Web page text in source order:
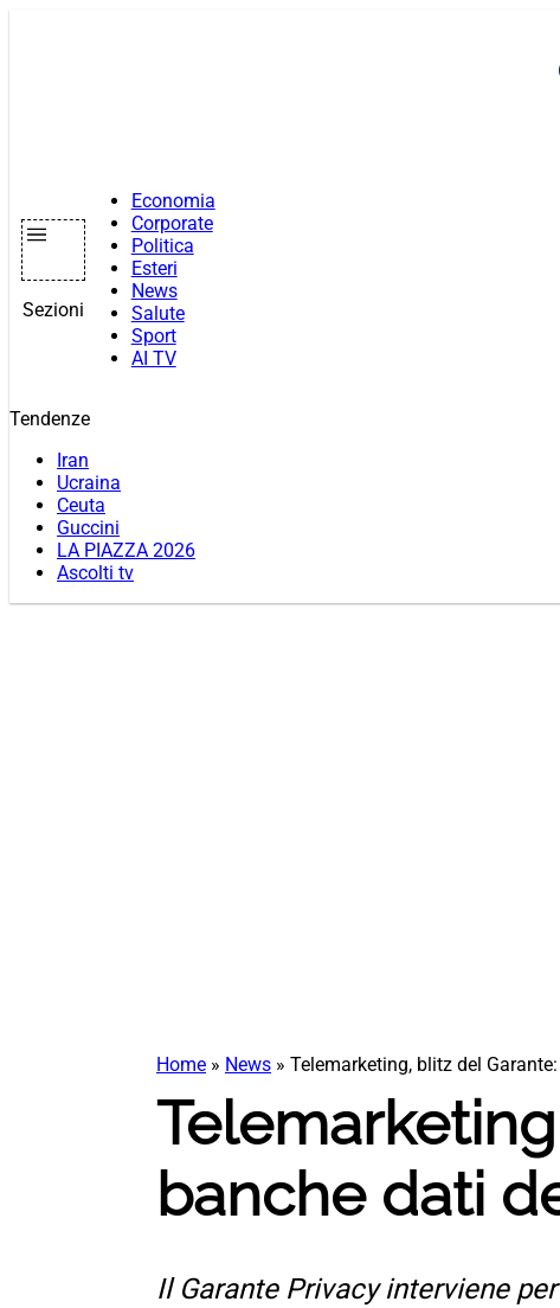
Sezioni
Economia
Corporate
Politica
Esteri
News
Salute
Sport
AI TV
Tendenze
Iran
Ucraina
Ceuta
Guccini
LA PIAZZA 2026
Ascolti tv
Home » News » Telemarketing, blitz del
banche dati
Il Garante Privacy interviene